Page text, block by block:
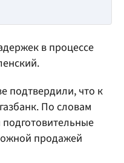
в процессе
подтвердили, что к
По словам
продажей